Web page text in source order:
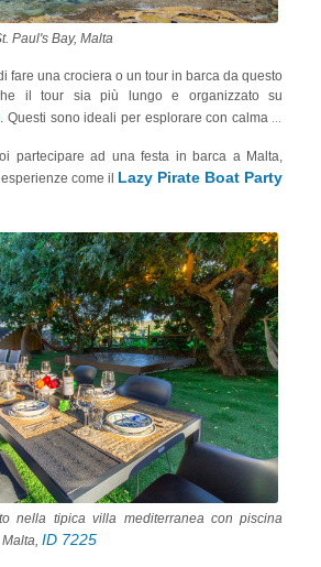
Paul's Bay, Malta
fare una crociera o un tour in barca da questo
il tour sia più lungo e organizzato su
. Questi sono ideali per esplorare con calma le
a Comino.
partecipare ad una festa in barca a Malta,
come il Lazy Pirate Boat Party
nella tipica villa mediterranea con piscina
Malta,ID 7225